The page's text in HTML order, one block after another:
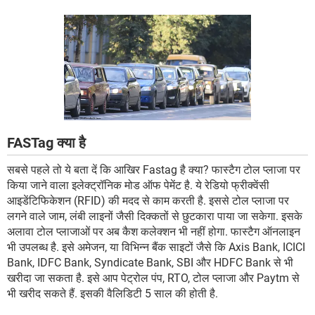
FASTag क्या है
सबसे पहले तो ये बता दें कि आखिर Fastag है क्या? फास्टैग टोल प्लाजा पर
किया जाने वाला इलेक्ट्रॉनिक मोड ऑफ पेमेंट है. ये रेडियो फ्रीक्वेंसी
आइडेंटिफिकेशन (RFID) की मदद से काम करती है. इससे टोल प्लाजा पर
लगने वाले जाम, लंबी लाइनों जैसी दिक्कतों से छुटकारा पाया जा सकेगा. इसके
अलावा टोल प्लाजाओं पर अब कैश कलेक्शन भी नहीं होगा. फास्टैग ऑनलाइन
भी उपलब्ध है. इसे अमेजन, या विभिन्न बैंक साइटों जैसे कि Axis Bank, ICICI
Bank, IDFC Bank, Syndicate Bank, SBI और HDFC Bank से भी
खरीदा जा सकता है. इसे आप पेट्रोल पंप, RTO, टोल प्लाजा और Paytm से
भी खरीद सकते हैं. इसकी वैलिडिटी 5 साल की होती है.